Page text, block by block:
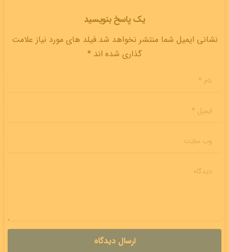
یک پاسخ بنویسید
نشانی ایمیل شما منتشر نخواهد شد.فیلد های مورد نیاز علامت
گذاری شده اند *
نام*
ایمیل *
وب سایت
دیدگاه